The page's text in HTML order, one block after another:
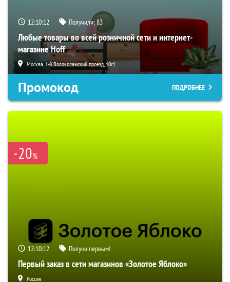
12:10:11 Получили:83
Любые товары во всей розничной сети и интернет-
магазине Hoff
Москва, 1-й Волоколамский проезд, 10с1
Промокод ПОДРОБНЕЕ
-20%
12:10:11 Получи первым!
Первый заказ в сети магазинов «Золотое Яблоко»
Россия